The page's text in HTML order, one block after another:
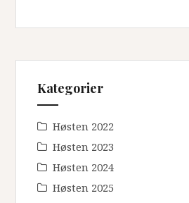
Kategorier
Høsten 2022
Høsten 2023
Høsten 2024
Høsten 2025